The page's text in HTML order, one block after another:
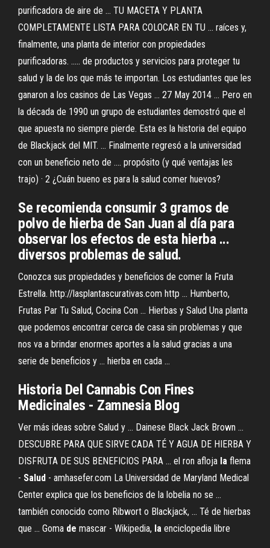
purificadora de aire de ... TU MACETA Y PLANTA
COMPLETAMENTE LISTA PARA COLOCAR EN TU ... raíces y,
finalmente, una planta de interior con propiedades
purificadoras. ..... de productos y servicios para proteger tu
salud y la de los que más te importan. Los estudiantes que les
ganaron a los casinos de Las Vegas ... 27 May 2014 ... Pero en
la década de 1990 un grupo de estudiantes demostró que el
que apuesta no siempre pierde. Esta es la historia del equipo
de Blackjack del MIT. ... Finalmente regresó a la universidad
con un beneficio neto de .... propósito (y qué ventajas les
trajo) · 2 ¿Cuán bueno es para la salud comer huevos?
Se recomienda consumir 3 gramos de
polvo de hierba de San Juan al día para
observar los efectos de esta hierba ...
diversos problemas de salud.
Conozca sus propiedades y beneficios de comer la Fruta
Estrella. http://lasplantascurativas.com http ... Humberto,
Frutas Par Tu Salud, Cocina Con ... Hierbas y Salud Una planta
que podemos encontrar cerca de casa sin problemas y que
nos va a brindar enormes aportes a la salud gracias a una
serie de beneficios y ... hierba en cada ...
Historia Del Cannabis Con Fines
Medicinales - Zamnesia Blog
Ver más ideas sobre Salud y ... Dainese Black Jack Brown ...
DESCUBRE PARA QUE SIRVE CADA TÉ Y AGUA DE HIERBA Y
DISFRUTA DE SUS BENEFICIOS PARA ... el ron afloja la flema
- Salud - amhasefer.com La Universidad de Maryland Medical
Center explica que los beneficios de la lobelia no se ...
también conocido como Ribwort o Blackjack, ... Té de hierbas
que ... Goma de mascar - Wikipedia, la enciclopedia libre